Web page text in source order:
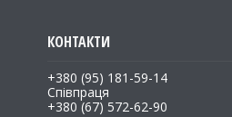
+380 (95) 181-59-14
Співпраця
+380 (67) 572-62-90